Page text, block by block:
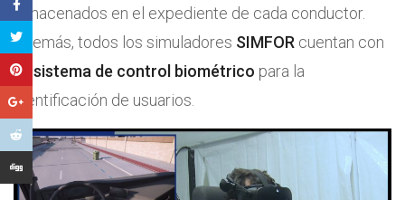
almacenados en el expediente de cada conductor.
Además, todos los simuladores SIMFOR cuentan con
un sistema de control biométrico para la
identificación de usuarios.